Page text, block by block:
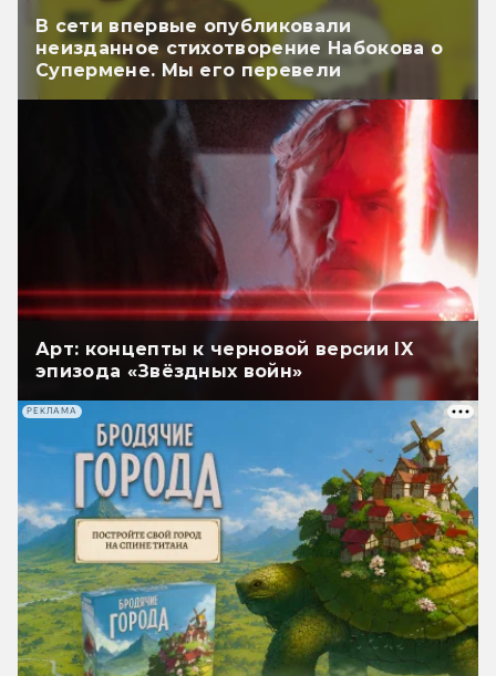
В сети впервые опубликовали
неизданное стихотворение Набокова о
Супермене. Мы его перевели
Арт: концепты к черновой версии IX
эпизода «Звёздных войн»
РЕКЛАМА